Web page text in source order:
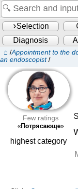
Selection
Diagnosis
⌂ /Appointment to the
an endoscopist/
Few ratings
«Потрясающе»
highest category